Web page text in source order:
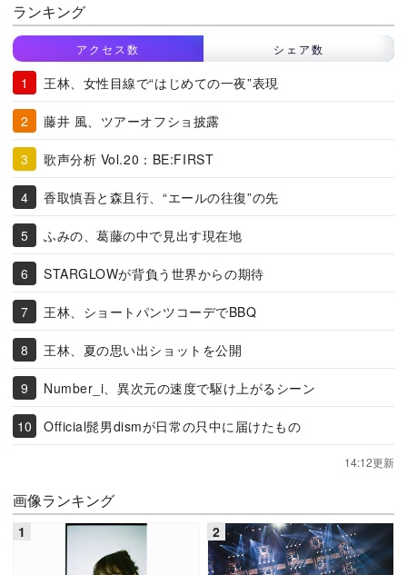
ランキング
アクセス数 シェア数
王林、女性目線で“はじめての一夜”表現
藤井 風、ツアーオフショ披露
歌声分析 Vol.20：BE:FIRST
香取慎吾と森且行、“エールの往復”の先
ふみの、葛藤の中で見出す現在地
STARGLOWが背負う世界からの期待
王林、ショートパンツコーデでBBQ
王林、夏の思い出ショットを公開
Number_i、異次元の速度で駆け上がるシーン
Official髭男dismが日常の只中に届けたもの
14:12更新
画像ランキング